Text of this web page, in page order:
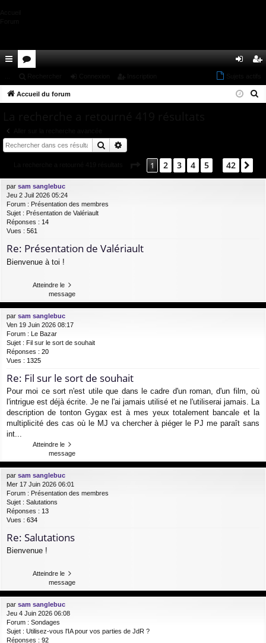
co
ci
s
u ne cri
Accueil du forum
Rechercher
Page 1sur 42
1 2 3 4 5 42
par sam sanglebuc
Jeu 2 Juil 2026 05:24
Forum : Présentation des membres
Sujet : Présentation de Valériault
Réponses : 14
Vues : 561
Re: Présentation de Valériault
Bienvenue à toi !
Atteindre le
message
par sam sanglebuc
Ven 19 Juin 2026 08:17
Forum : Le Bazar
Sujet : Fil sur le sort de souhait
Réponses : 20
Vues : 1325
Re: Fil sur le sort de souhait
Pour moi ce sort n'est utile que dans le cadre d'un roman, d'un film, où
l'intrigue est déjà écrite. Je ne l'ai jamais utilisé et ne l'utiliserai jamais. La
description de tonton Gygax est à mes yeux totalement bancale et la
multiplicité des cas où le MJ va chercher à piéger le PJ me paraît sans
int...
Atteindre le
message
par sam sanglebuc
Mer 17 Juin 2026 06:01
Forum : Présentation des membres
Sujet : Salutations
Réponses : 13
Vues : 634
Re: Salutations
Bienvenue !
Atteindre le
message
par sam sanglebuc
Jeu 4 Juin 2026 06:08
Forum : Sondages
Sujet : Utilisez-vous l'IA pour vos parties de JdR ?
Réponses : 92